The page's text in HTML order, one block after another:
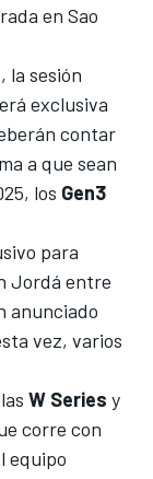
en Sao
la sesión
exclusiva
contar
a que sean
los Gen3
para
Jordá entre
anunciado
vez, varios
W Series y
corre con
equipo